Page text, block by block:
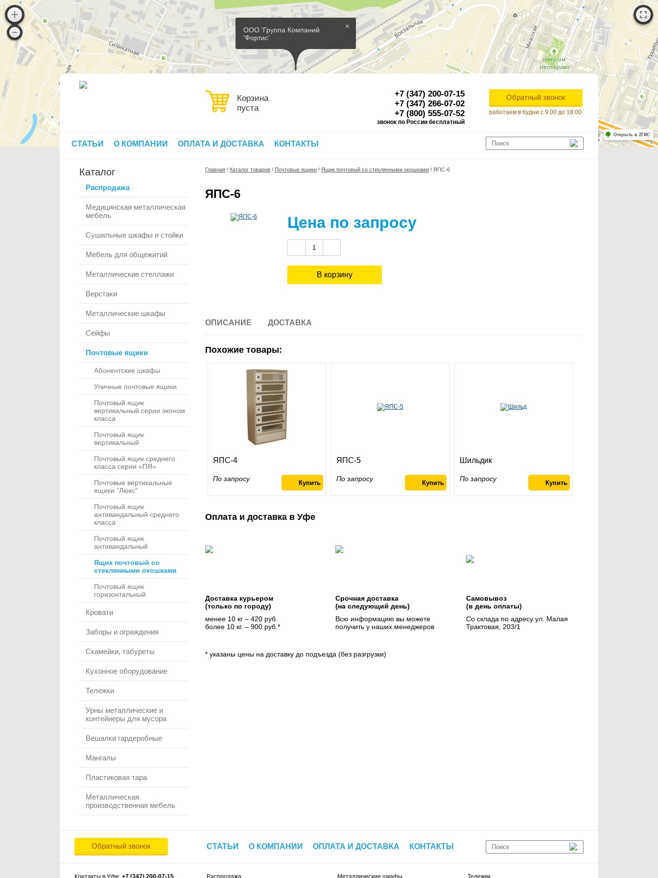
×
ООО 'Группа Компаний
'Фортис'
Работает на API 2ГИС
Лицензионное соглашение
Для корректной работы Raster JS API нужен ключ. Помощь: api@2gis.ru
Открыть в 2ГИС
Корзина
пуста
+7 (347) 200-07-15
+7 (347) 266-07-02
+7 (800) 555-07-52
звонок по России бесплатный
Обратный звонок
работаем в будни с 9.00 до 18.00
СТАТЬИ О КОМПАНИИ ОПЛАТА И ДОСТАВКА КОНТАКТЫ
Каталог
Распродажа
Медицинская металлическая
мебель
Сушильные шкафы и стойки
Мебель для общежитий
Металлические стеллажи
Верстаки
Металлические шкафы
Сейфы
Почтовые ящики
Абонентские шкафы
Уличные почтовые ящики
Почтовый ящик
вертикальный серии эконом
класса
Почтовый ящик
вертикальный
Почтовый ящик среднего
класса серии «ПЯ»
Почтовые вертикальные
ящики "Люкс"
Почтовый ящик
антивандальный среднего
класса
Почтовый ящик
антивандальный
Ящик почтовый со
стеклянными окошками
Почтовый ящик
горизонтальный
Кровати
Заборы и ограждения
Скамейки, табуреты
Кухонное оборудование
Тележки
Урны металлические и
контейнеры для мусора
Вешалки гардеробные
Мангалы
Пластиковая тара
Металлическая
производственная мебель
Главная / Каталог товаров / Почтовые ящики / Ящик почтовый со стеклянными окошками / ЯПС-6
ЯПС-6
Цена по запросу
ОПИСАНИЕ ДОСТАВКА
Похожие товары:
ЯПС-4
По запросу
ЯПС-5
По запросу
Шильдик
По запросу
Оплата и доставка в Уфе
Доставка курьером
(только по городу)
менее 10 кг – 420 руб.
более 10 кг. – 900 руб.*
Срочная доставка
(на следующий день)
Всю информацию вы можете
получить у наших менеджеров
Самовывоз
(в день оплаты)
Со склада по адресу ул. Малая
Трактовая, 203/1
* указаны цены на доставку до подъезда (без разгрузки)
Обратный звонок СТАТЬИ О КОМПАНИИ ОПЛАТА И ДОСТАВКА КОНТАКТЫ
Контакты в Уфе: +7 (347) 200-07-15 Распродажа Металлические шкафы Тележки